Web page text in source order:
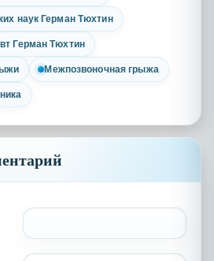
наук Герман Тюхтин
Герман Тюхтин
Межпозвоночная грыжа